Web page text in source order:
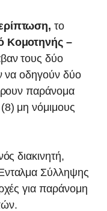
το
Κομοτηνής –
τους δύο
να οδηγούν δύο
παράνομα
μη νόμιμους
διακινητή,
Σύλληψης
για παράνομη